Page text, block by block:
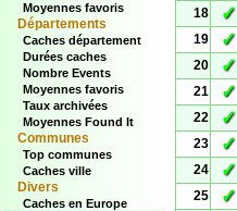
Moyennes favoris
Départements
Caches département
Durées caches
Nombre Events
Moyennes favoris
Taux archivées
Moyennes Found It
Communes
Top communes
Caches ville
Divers
Caches en Europe
18
✓
19
✓
20
✓
21
✓
22
✓
23
✓
24
✓
25
✓